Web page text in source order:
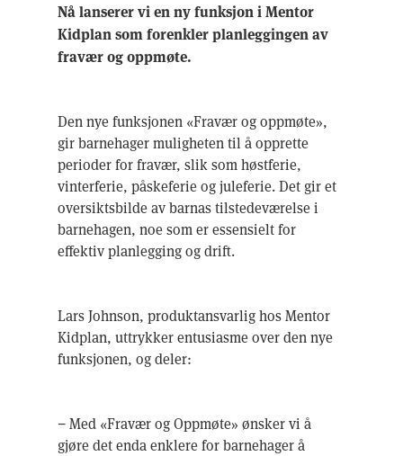
Nå lanserer vi en ny funksjon i Mentor
Kidplan som forenkler planleggingen av
fravær og oppmøte.
Den nye funksjonen «Fravær og oppmøte»,
gir barnehager muligheten til å opprette
perioder for fravær, slik som høstferie,
vinterferie, påskeferie og juleferie. Det gir et
oversiktsbilde av barnas tilstedeværelse i
barnehagen, noe som er essensielt for
effektiv planlegging og drift.
Lars Johnson, produktansvarlig hos Mentor
Kidplan, uttrykker entusiasme over den nye
funksjonen, og deler:
− Med «Fravær og Oppmøte» ønsker vi å
gjøre det enda enklere for barnehager å